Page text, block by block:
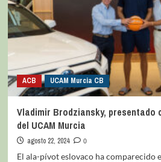
ACB UCAM Murcia CB
Vladimir Brodziansky, presentado
del UCAM Murcia
agosto 22, 2024
0
El ala-pívot eslovaco ha comparecido